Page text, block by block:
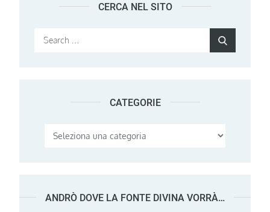
CERCA NEL SITO
Search
CATEGORIE
Categorie
ANDRÒ DOVE LA FONTE DIVINA VORRÀ…